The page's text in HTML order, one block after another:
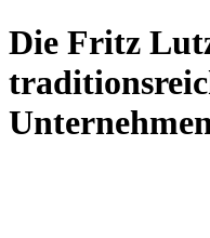
Die Fritz